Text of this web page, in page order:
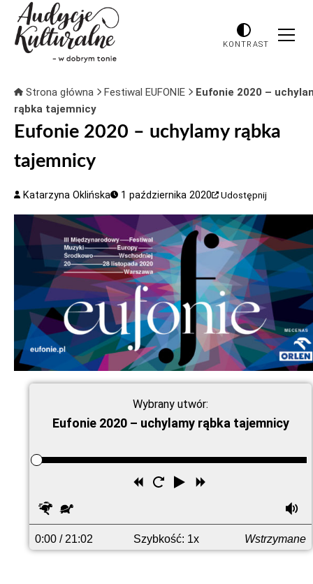
KONTRAST
Strona główna Festiwal EUFONIE
Eufonie 2020 –
rąbka tajemnicy
Eufonie 2020 – uchylamy rąbka
tajemnicy
Katarzyna Oklińska 1 października 2020 Udostępnij
Wybrany utwór:
Eufonie 2020 – uchylamy rąbka tajemnicy
Odtwórz
Uruchom
Przewiń
przodu
Szybciej
0:00 / 21:02 Szybkość: 1x Wstrzymane